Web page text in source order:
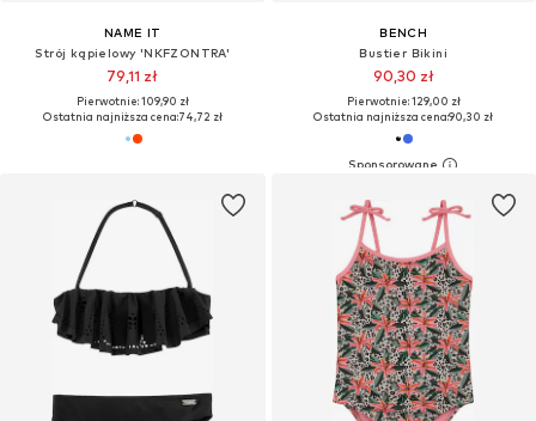
NAME IT
Strój kąpielowy 'NKFZONTRA'
79,11 zł
Pierwotnie: 109,90 zł
Ostatnia najniższa cena:74,72 zł
BENCH
Bustier Bikini
90,30 zł
Pierwotnie: 129,00 zł
Ostatnia najniższa cena:90,30 zł